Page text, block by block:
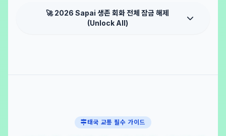
🚀 2026 Sapai 생존 회화 전체 잠금 해제
(Unlock All)
태국 교통 필수 가이드